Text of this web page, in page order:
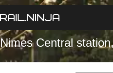
Nimes Central